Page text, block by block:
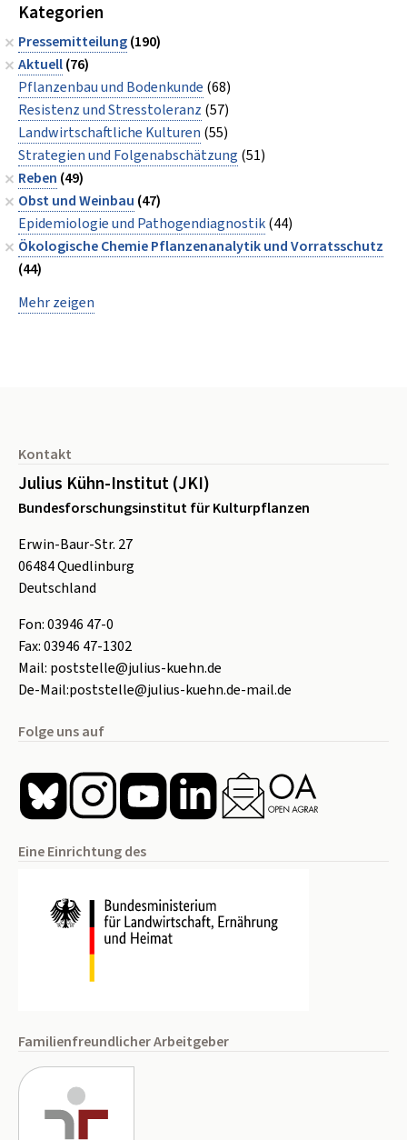
Kategorien
Pressemitteilung(190)
Aktuell(76)
Pflanzenbau und Bodenkunde (68)
Resistenz und Stresstoleranz (57)
Landwirtschaftliche Kulturen (55)
Strategien und Folgenabschätzung (51)
Reben (49)
Obst und Weinbau (47)
Epidemiologie und Pathogendiagnostik(44)
Ökologische Chemie Pflanzenanalytik und Vorratsschutz
(44)
Mehr zeigen
Kontakt
Julius Kühn-Institut (JKI)
Bundesforschungsinstitut für Kulturpflanzen
Erwin-Baur-Str. 27
06484Quedlinburg
Deutschland
Fon:03946 47-0
Fax:03946 47-1302
Mail: poststelle@julius-kuehn.de
De-Mail:poststelle@julius-kuehn.de-mail.de
Folge uns auf
Eine Einrichtung des
Familienfreundlicher Arbeitgeber